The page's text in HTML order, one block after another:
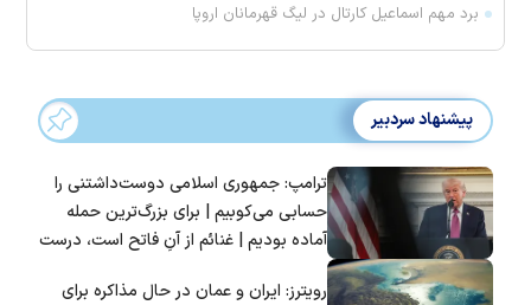
برد مهم اسماعیل کارتال در لیگ قهرمانان اروپا
پیشنهاد سردبیر
ترامپ: جمهوری اسلامی دوست‌داشتنی را
حسابی می‌کوبیم | برای بزرگ‌ترین حمله
آماده بودیم | غنائم از آنِ فاتح است، درست
رویترز: ایران و عمان در حال مذاکره برای